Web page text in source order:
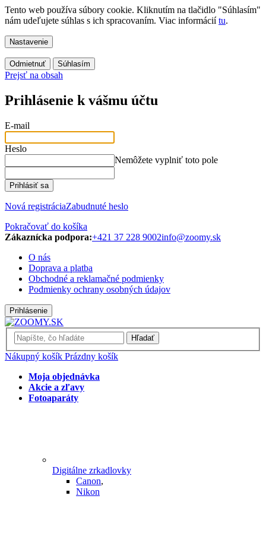
Tento web používa súbory cookie. Kliknutím na tlačidlo "Súhlasím"
nám udeľujete súhlas s ich spracovaním. Viac informáciítu.
Nastavenie
Odmietnuť Súhlasím
Prejsť na obsah
Prihlásenie k vášmu účtu
E-mail
Heslo
Nemôžete vyplniť toto pole
Prihlásiť sa
Nová registráciaZabudnuté heslo
Pokračovať do košíka
Zákaznícka podpora:+421 37 228 9002info@zoomy.sk
O nás
Doprava a platba
Obchodné a reklamačné podmienky
Podmienky ochrany osobných údajov
Prihlásenie
Hľadať
Nákupný košík Prázdny košík
Moja objednávka
Akcie a zľavy
Fotoaparáty
Digitálne zrkadlovky
Canon,
Nikon